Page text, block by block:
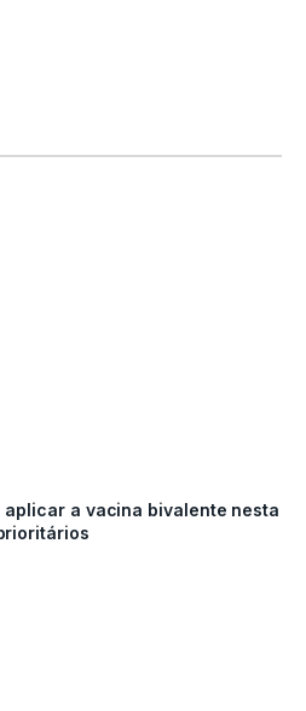
aplicar a vacina bivalente nesta